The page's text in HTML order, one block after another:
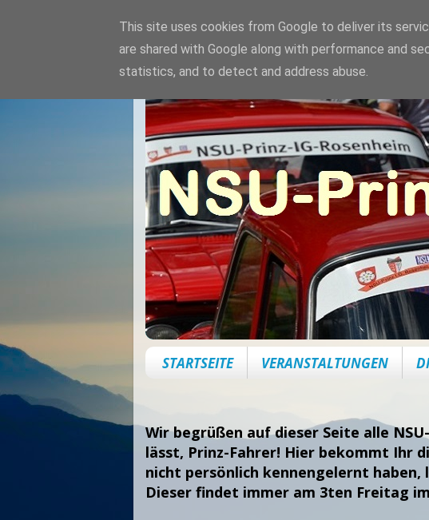
STARTSEITE VERANSTALTUNGEN
Wir begrüßen auf dieser Seite alle
lässt, Prinz-Fahrer! Hier bekommt Ihr
nicht persönlich kennengelernt haben,
Dieser findet immer am 3ten Freitag
This site uses cookies from Google to deliver its
are shared with Google along with performance and
statistics, and to detect and address abuse.